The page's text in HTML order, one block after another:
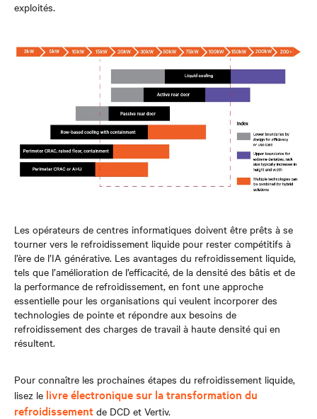
exploités.
Les opérateurs de centres informatiques doivent être prêts à se
tourner vers le refroidissement liquide pour rester compétitifs à
l’ère de l’IA générative. Les avantages du refroidissement liquide,
tels que l’amélioration de l’efficacité, de la densité des bâtis et de
la performance de refroidissement, en font une approche
essentielle pour les organisations qui veulent incorporer des
technologies de pointe et répondre aux besoins de
refroidissement des charges de travail à haute densité qui en
résultent.
Pour connaître les prochaines étapes du refroidissement liquide,
lisez le livre électronique sur la transformation du
refroidissement de DCD et Vertiv.